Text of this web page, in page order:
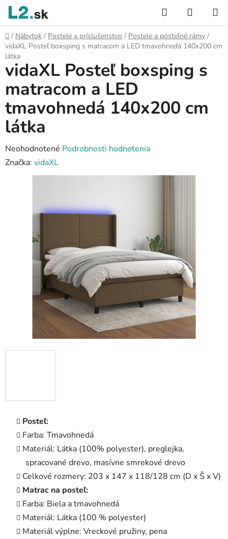
Prejsť
obsah
Hľadať
KOŠÍK
Domov
/ Nábytok / Postele a príslušenstvo / Postele a posteľné rámy /
vidaXL Posteľ boxsping s matracom a LED tmavohnedá 140x200 cm
látka
Posteľ:
Farba: Tmavohnedá
Materiál: Látka (100% polyester), preglejka,
spracované drevo, masívne smrekové drevo
Celkové rozmery: 203 x 147 x 118/128 cm (D x Š x V)
Matrac na posteľ:
Farba: Biela a tmavohnedá
Materiál: Látka (100 % polyester)
Materiál výplne: Vreckové pružiny, pena
vidaXL Posteľ boxsping s
matracom a LED
tmavohnedá 140x200 cm
látka
Priemerné
hodnotenie
produktu
hviezdičiek.
Neohodnotené Podrobnosti hodnotenia
Značka: vidaXL